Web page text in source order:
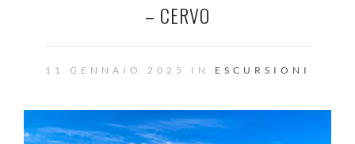
– CERVO
11 GENNAIO 2025 IN ESCURSIONI